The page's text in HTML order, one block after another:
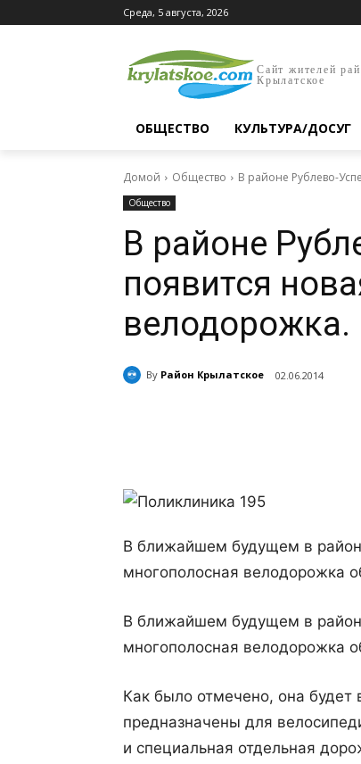
Среда, 5 августа, 2026
Сайт жителей
Крылатское
ОБЩЕСТВО КУЛЬТУРА/ДОСУГ
Домой Общество В районе Рублево-
Общество
В районе
появится
велодорожка.
By Район Крылатское 02.06.2014
В ближайшем будущем в
многополосная велодорожка
В ближайшем будущем в
многополосная велодорожка
Как было отмечено, она будет
предназначены для
и специальная отдельная